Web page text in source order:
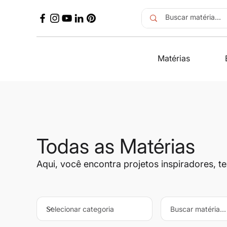
Matérias
Todas as Matérias
Aqui, você encontra projetos inspiradores,